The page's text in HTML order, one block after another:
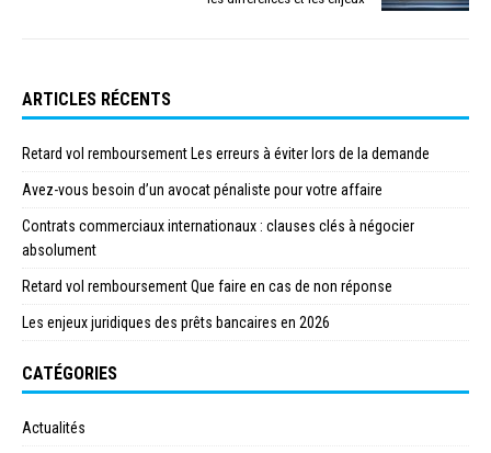
ARTICLES RÉCENTS
Retard vol remboursement Les erreurs à éviter lors de la demande
Avez-vous besoin d’un avocat pénaliste pour votre affaire
Contrats commerciaux internationaux : clauses clés à négocier
absolument
Retard vol remboursement Que faire en cas de non réponse
Les enjeux juridiques des prêts bancaires en 2026
CATÉGORIES
Actualités